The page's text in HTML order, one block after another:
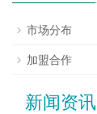
市场分布
加盟合作
新闻资讯